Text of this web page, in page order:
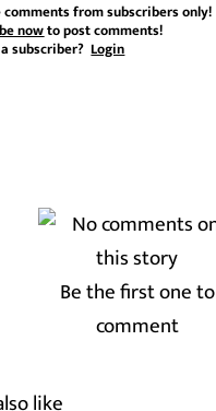
comments from subscribers only!
nowto post comments!
subscriber?Login
Be the first one to
comment
like